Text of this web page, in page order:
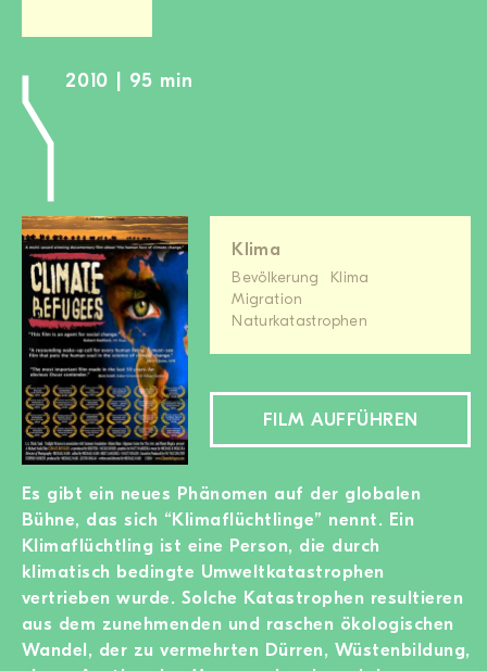
2010 | 95 min
Klima
Bevölkerung
Klima
Migration
Naturkatastrophen
FILM AUFFÜHREN
Es gibt ein neues Phänomen auf der globalen
Bühne, das sich “Klimaflüchtlinge” nennt. Ein
Klimaflüchtling ist eine Person, die durch
klimatisch bedingte Umweltkatastrophen
vertrieben wurde. Solche Katastrophen resultieren
aus dem zunehmenden und raschen ökologischen
Wandel, der zu vermehrten Dürren, Wüstenbildung,